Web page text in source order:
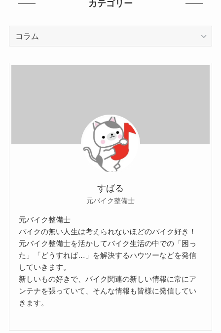
カテゴリー
リ
すばる
元バイク整備士
元バイク整備士
バイクの無い人生は考えられないほどのバイク好き！
元バイク整備士を活かしてバイク生活の中での「困っ
た」「どうすれば…」を解決するハウツーなどを発信
していきます。
新しいもの好きで、バイク関連の新しい情報に常にア
ンテナを張っていて、そんな情報も皆様に発信してい
きます。